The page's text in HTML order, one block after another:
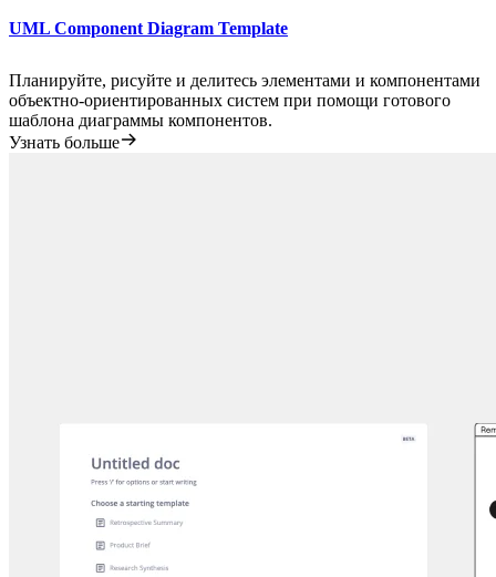
UML Component Diagram Template
Планируйте, рисуйте и делитесь элементами и компонентами
объектно-ориентированных систем при помощи готового
шаблона диаграммы компонентов.
Узнать больше